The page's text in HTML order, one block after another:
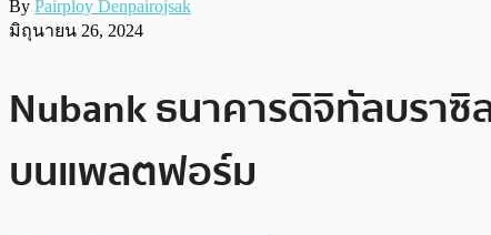
By Pairploy Denpairojsak
มิถุนายน 26, 2024
Nubank ธนาคารดิจิทัลบรา
บนแพลตฟอร์ม